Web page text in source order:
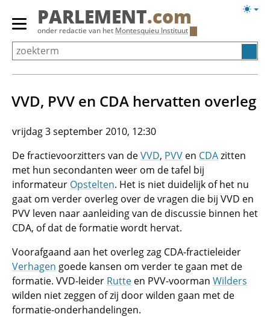
Overslaan
Primair
menu
tonen/verbergen
PARLEMENT.com
onder redactie van het Montesquieu Instituut
VVD, PVV en CDA hervatten overleg
vrijdag 3 september 2010, 12:30
De fractievoorzitters van deVVD, PVV en CDAzitten
met hun secondanten weer om de tafel bij
informateur Opstelten. Het is niet duidelijk of het nu
gaat om verder overleg over de vragen die bij VVD en
PVV leven naar aanleiding van de discussie binnen het
CDA, of dat de formatie wordt hervat.
Voorafgaand aan het overleg zag CDA-fractieleider
Verhagen goede kansen om verder te gaan met de
formatie. VVD-leider Rutte en PVV-voorman Wilders
wilden niet zeggen of zij door wilden gaan met de
formatie-onderhandelingen.